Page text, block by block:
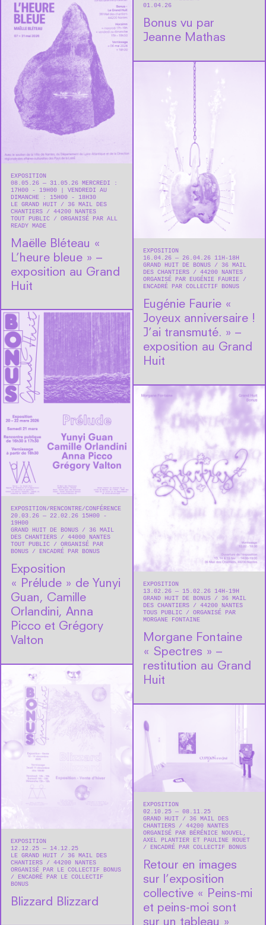
01.04.26
Bonus vu par
Jeanne Mathas
EXPOSITION
08.05.26 — 31.05.26 MERCREDI :
17H00 - 19H00 | VENDREDI AU
DIMANCHE : 15H00 - 18H30
LE GRAND HUIT
36 MAIL DES
CHANTIERS
44200 NANTES
TOUT PUBLIC
ORGANISÉ PAR ALL
READY MADE
Maëlle Bléteau « ​
L’heure bleue » –
exposition au Grand
Huit
EXPOSITION
16.04.26 — 26.04.26 11H-18H
GRAND HUIT DE BONUS
36 MAIL
DES CHANTIERS
44200 NANTES
ORGANISÉ PAR EUGÉNIE FAURIE
ENCADRÉ PAR COLLECTIF BONUS
Eugénie Faurie « ​
Joyeux anniversaire !
J’ai transmuté. » –
exposition au Grand
Huit
EXPOSITION
RENCONTRE/CONFÉRENCE
20.03.26 — 22.02.26 15H00 -
19H00
GRAND HUIT DE BONUS
36 MAIL
DES CHANTIERS
44000 NANTES
TOUT PUBLIC
ORGANISÉ PAR
BONUS
ENCADRÉ PAR BONUS
Exposition
« Prélude » de Yunyi
Guan, Camille
Orlandini, Anna
Picco et Grégory
Valton
EXPOSITION
13.02.26 — 15.02.26 14H-19H
GRAND HUIT DE BONUS
36 MAIL
DES CHANTIERS
44200 NANTES
TOUS PUBLIC
ORGANISÉ PAR
MORGANE FONTAINE
Morgane Fontaine
« Spectres » –
restitution au Grand
Huit
EXPOSITION
12.12.25 — 14.12.25
LE GRAND HUIT
36 MAIL DES
CHANTIERS
44200 NANTES
ORGANISÉ PAR LE COLLECTIF BONUS
ENCADRÉ PAR LE COLLECTIF
BONUS
Blizzard Blizzard
EXPOSITION
02.10.25 — 08.11.25
GRAND HUIT
36 MAIL DES
CHANTIERS
44200 NANTES
ORGANISÉ PAR BÉRÉNICE NOUVEL,
AXEL PLANTIER ET PAULINE ROUET
ENCADRÉ PAR COLLECTIF BONUS
Retour en images
sur l’exposition
collective « Peins-mi
et peins-moi sont